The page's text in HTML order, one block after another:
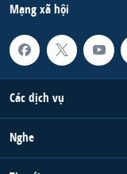
Mạng xã hội
Các dịch vụ
Nghe